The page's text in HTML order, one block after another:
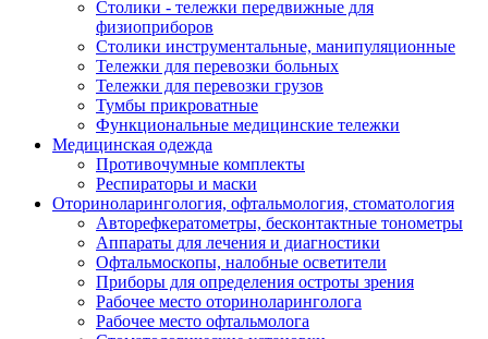
Столики - тележки передвижные для
физиоприборов
Столики инструментальные, манипуляционные
Тележки для перевозки больных
Тележки для перевозки грузов
Тумбы прикроватные
Функциональные медицинские тележки
Медицинская одежда
Противочумные комплекты
Респираторы и маски
Оториноларингология, офтальмология, стоматология
Авторефкератометры, бесконтактные тонометры
Аппараты для лечения и диагностики
Офтальмоскопы, налобные осветители
Приборы для определения остроты зрения
Рабочее место оториноларинголога
Рабочее место офтальмолога